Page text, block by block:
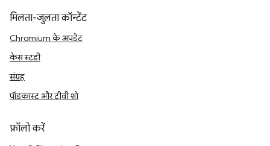
मिलता-जुलता कॉन्टेंट
Chromium के अपडेट
केस स्टडी
संग्रह
पॉडकास्ट और टीवी शो
फ़ॉलो करें